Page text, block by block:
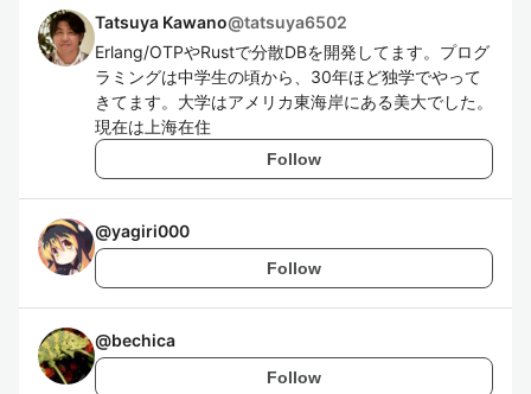
Tatsuya Kawano@tatsuya6502
Erlang/OTPやRustで分散DBを開発してます。プログ
ラミングは中学生の頃から、30年ほど独学でやって
きてます。大学はアメリカ東海岸にある美大でした。
現在は上海在住
Follow
@yagiri000
Follow
@bechica
Follow